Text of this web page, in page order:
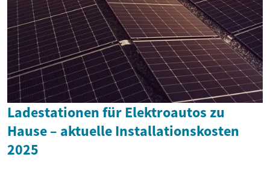
Ladestationen für Elektroautos zu
Hause – aktuelle Installationskosten
2025